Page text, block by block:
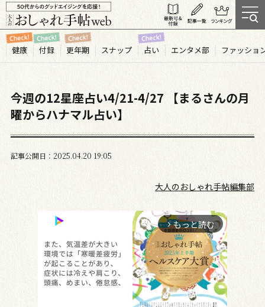
健康 付録 更年期 スナップ 占い エンタメ部 ファッショ
今週の12星座占い4/21-4/27 【まるさんの月
曜からハナマル占い】
記事公開日 2025.04 20 19:05
大人のおしゃれ手帖編集部
arrow_forward_ios もっと読む